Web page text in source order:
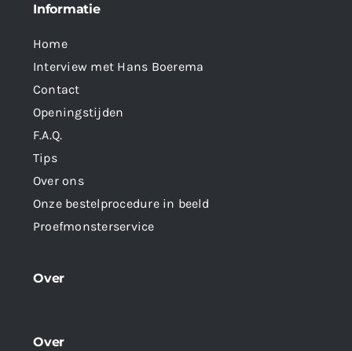
Informatie
Home
Interview met Hans Boerema
Contact
Openingstijden
F.A.Q.
Tips
Over ons
Onze bestelprocedure in beeld
Proefmonsterservice
Over
Over